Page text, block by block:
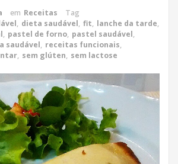
em Receitas
Tag
, dieta saudável, fit, lanche da tarde,
, pastel de forno, pastel saudável,
saudável, receitas funcionais,
, sem glúten, sem lactose